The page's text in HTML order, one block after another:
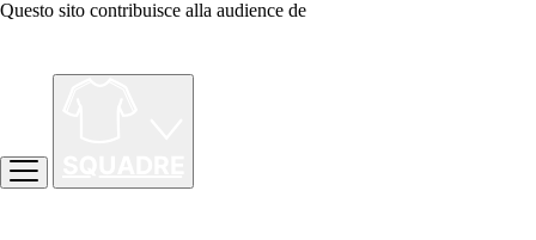
Questo sito contribuisce alla audience de